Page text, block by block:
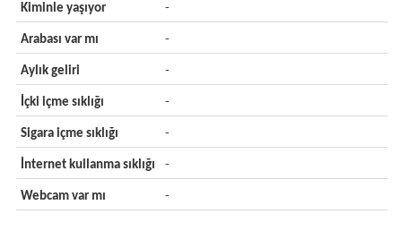
Kiminle yaşıyor -
Arabası var mı -
Aylık geliri -
İçki içme sıklığı -
Sigara içme sıklığı -
İnternet kullanma sıklığı -
Webcam var mı -